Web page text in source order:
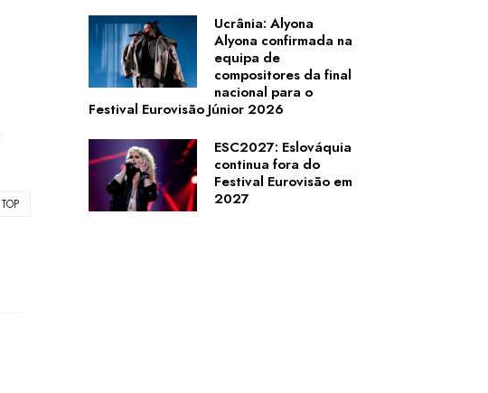
TOP
Ucrânia: Alyona
Alyona confirmada na
equipa de
compositores da final
nacional para o
Festival Eurovisão Júnior 2026
ESC2027: Eslováquia
continua fora do
Festival Eurovisão em
2027